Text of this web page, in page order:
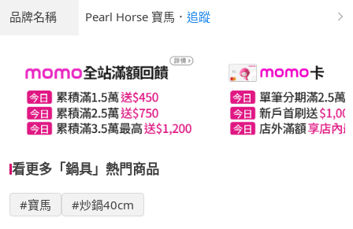
品牌名稱 Pearl Horse 寶馬 ． 追蹤
看更多「鍋具」熱門商品
#寶馬 #炒鍋40cm